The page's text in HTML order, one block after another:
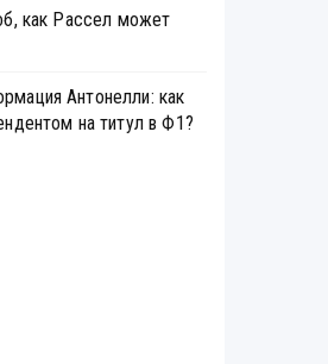
как Рассел может
Антонелли: как
на титул в Ф1?